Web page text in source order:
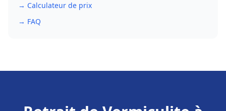
→ Calculateur de prix
→ FAQ